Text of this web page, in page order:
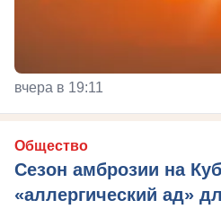
вчера в 19:11
Общество
Сезон амброзии на
«аллергический ад»